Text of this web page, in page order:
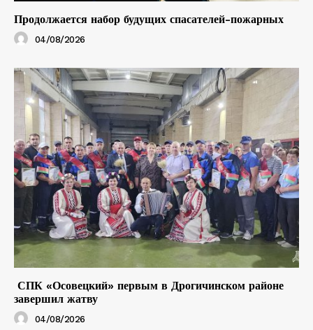
Продолжается набор будущих спасателей-пожарных
04/08/2026
СПК «Осовецкий» первым в Дрогичинском районе
завершил жатву
04/08/2026